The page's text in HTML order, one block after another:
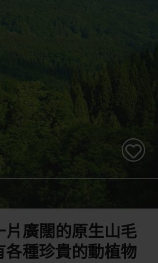
片廣闊的原生山毛
種珍貴的動植物